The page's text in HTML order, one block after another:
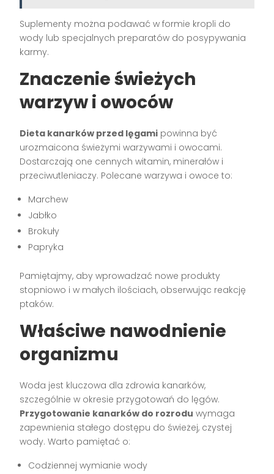
Suplementy można podawać w formie kropli do
wody lub specjalnych preparatów do posypywania
karmy.
Znaczenie świeżych
warzyw i owoców
Dieta kanarków przed lęgami powinna być
urozmaicona świeżymi warzywami i owocami.
Dostarczają one cennych witamin, minerałów i
przeciwutleniaczy. Polecane warzywa i owoce to:
Marchew
Jabłko
Brokuły
Papryka
Pamiętajmy, aby wprowadzać nowe produkty
stopniowo i w małych ilościach, obserwując reakcję
ptaków.
Właściwe nawodnienie
organizmu
Woda jest kluczowa dla zdrowia kanarków,
szczególnie w okresie przygotowań do lęgów.
Przygotowanie kanarków do rozrodu wymaga
zapewnienia stałego dostępu do świeżej, czystej
wody. Warto pamiętać o:
Codziennej wymianie wody